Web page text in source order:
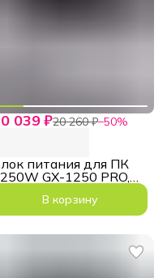
039 ₽20 260 ₽−50%
питания для ПК
GX-1250 PRO,
Black
В корзину